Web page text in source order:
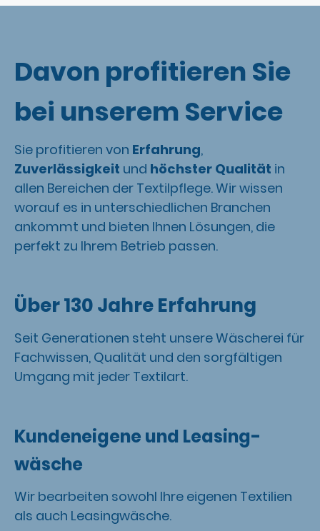
Davon profitieren Sie
bei unseremService
Sie profitieren von Erfahrung,
Zuverlässigkeit und höchster Qualität in
allen Bereichen der Textilpflege. Wir wissen
worauf es in unterschiedlichen Branchen
ankommt und bieten Ihnen Lösungen, die
perfekt zu Ihrem Betrieb passen.
Über 130 Jahre Erfahrung
Seit Generationen steht unsere Wäscherei für
Fachwissen, Qualität und den sorgfältigen
Umgang mit jeder Textilart.
Kundeneigene und Leasing-
wäsche
Wir bearbeiten sowohl Ihre eigenen Textilien
als auch Leasingwäsche.